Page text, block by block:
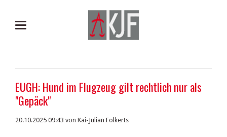
EUGH: Hund im Flugzeug gilt rechtlich nur als
"Gepäck"
20.10.2025 09:43 von Kai-Julian Folkerts